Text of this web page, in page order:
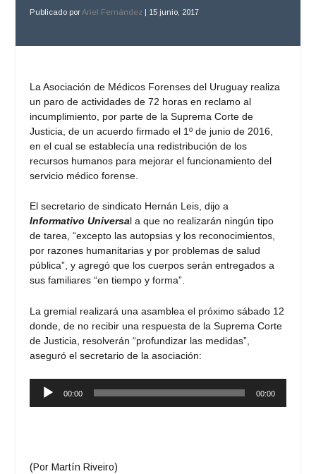
Publicado porAriel Fernández | 15 junio, 2017
La Asociación de Médicos Forenses del Uruguay realiza
un paro de actividades de 72 horas en reclamo al
incumplimiento, por parte de la Suprema Corte de
Justicia, de un acuerdo firmado el 1º de junio de 2016,
en el cual se establecía una redistribución de los
recursos humanos para mejorar el funcionamiento del
servicio médico forense.
El secretario de sindicato Hernán Leis, dijo a
Informativo Universal a que no realizarán ningún tipo
de tarea, “excepto las autopsias y los reconocimientos,
por razones humanitarias y por problemas de salud
pública”, y agregó que los cuerpos serán entregados a
sus familiares “en tiempo y forma”.
La gremial realizará una asamblea el próximo sábado 12
donde, de no recibir una respuesta de la Suprema Corte
de Justicia, resolverán “profundizar las medidas”,
aseguró el secretario de la asociación:
Reproductor
00:00 00:00
(Por Martín Riveiro)